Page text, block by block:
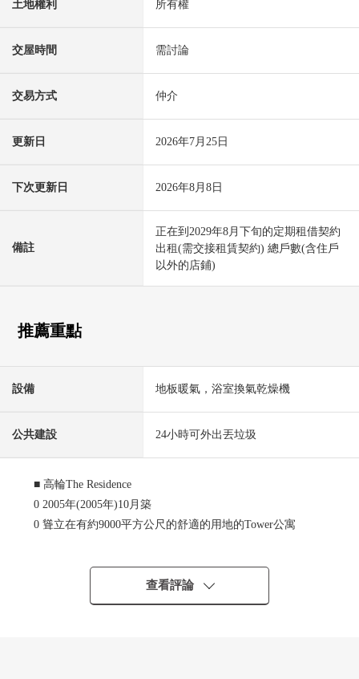
土地權利 所有權
交屋時間 需討論
交易方式 仲介
更新日 2026年7月25日
下次更新日 2026年8月8日
備註
正在到2029年8月下旬的定期租借契約
出租(需交接租賃契約) 總戶數(含住戶
以外的店鋪)
推薦重點
設備 地板暖氣，浴室換氣乾燥機
公共建設 24小時可外出丟垃圾
■ 高輪The Residence
0 2005年(2005年)10月築
0 聳立在有約9000平方公尺的舒適的用地的Tower公寓
0 在通往停車場的大廳入口車道泊車走道有
0 在入口，搬運工人等待，支援搬運工
0 在用地裡24小時營業的超市(磷Ｋｏｓｓ高輪商店)
查看評論